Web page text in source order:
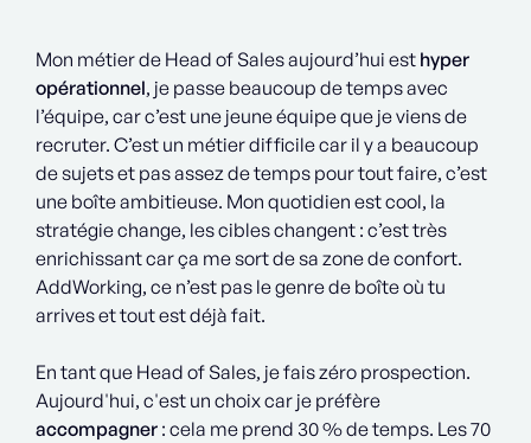
Mon métier de Head of Sales aujourd’hui est hyper
opérationnel, je passe beaucoup de temps avec
l’équipe, car c’est une jeune équipe que je viens de
recruter. C’est un métier difficile car il y a beaucoup
de sujets et pas assez de temps pour tout faire, c’est
une boîte ambitieuse. Mon quotidien est cool, la
stratégie change, les cibles changent : c’est très
enrichissant car ça me sort de sa zone de confort.
AddWorking, ce n’est pas le genre de boîte où tu
arrives et tout est déjà fait.
En tant que Head of Sales, je fais zéro prospection.
Aujourd'hui, c'est un choix car je préfère
accompagner : cela me prend 30 % de temps. Les 70